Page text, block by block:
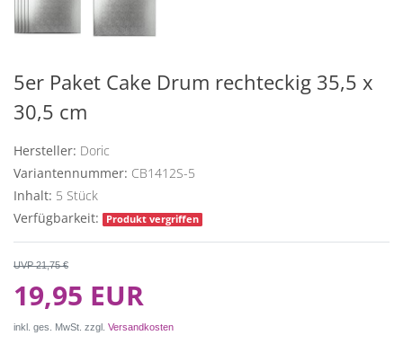
5er Paket Cake Drum rechteckig 35,5 x
30,5 cm
Hersteller: Doric
Variantennummer: CB1412S-5
Inhalt: 5 Stück
Verfügbarkeit:
Produkt vergriffen
UVP 21,75 €
19,95 EUR
inkl. ges. MwSt. zzgl. Versandkosten